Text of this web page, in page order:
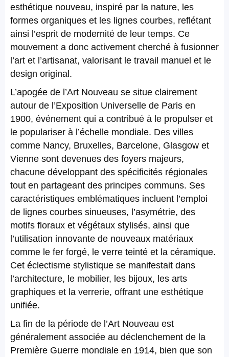
esthétique nouveau, inspiré par la nature, les
formes organiques et les lignes courbes, reflétant
ainsi l’esprit de modernité de leur temps. Ce
mouvement a donc activement cherché à fusionner
l’art et l’artisanat, valorisant le travail manuel et le
design original.
L’apogée de l’Art Nouveau se situe clairement
autour de l’Exposition Universelle de Paris en
1900, événement qui a contribué à le propulser et
le populariser à l’échelle mondiale. Des villes
comme Nancy, Bruxelles, Barcelone, Glasgow et
Vienne sont devenues des foyers majeurs,
chacune développant des spécificités régionales
tout en partageant des principes communs. Ses
caractéristiques emblématiques incluent l’emploi
de lignes courbes sinueuses, l’asymétrie, des
motifs floraux et végétaux stylisés, ainsi que
l’utilisation innovante de nouveaux matériaux
comme le fer forgé, le verre teinté et la céramique.
Cet éclectisme stylistique se manifestait dans
l’architecture, le mobilier, les bijoux, les arts
graphiques et la verrerie, offrant une esthétique
unifiée.
La fin de la période de l’Art Nouveau est
généralement associée au déclenchement de la
Première Guerre mondiale en 1914, bien que son